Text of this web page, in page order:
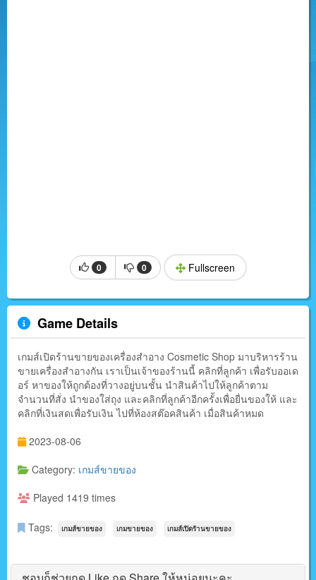
0 0 Fullscreen
Game Details
เกมส์เปิดร้านขายของเครื่องสำอาง Cosmetic Shop มาบริหารร้าน
ขายเครื่องสำอางกัน เราเป็นเจ้าของร้านนี้ คลิกที่ลูกค้า เพื่อรับออเด
อร์ หาของให้ถูกต้องที่วางอยู่บนชั้น นำสินค้าไปให้ลูกค้าตาม
จำนวนที่สั่ง นำของใส่ถุง และคลิกที่ลูกค้าอีกครั้งเพื่อยื่นของให้ และ
คลิกที่เงินสดเพื่อรับเงิน ไปที่ห้องสต๊อคสินค้า เมื่อสินค้าหมด
2023-08-06
Category: เกมส์ขายของ
Played 1419 times
Tags: เกมส์ขายของ เกมขายของ เกมส์เปิดร้านขายของ